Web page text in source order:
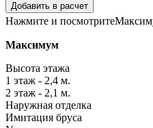
Добавить в расчет
Нажмите и посмотрите
Максимум
Высота этажа
1 этаж - 2,4 м.
2 этаж - 2,1 м.
Наружная отделка
Имитация бруса